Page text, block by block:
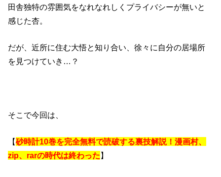
田舎独特の雰囲気をなれなれしくプライバシーが無いと
感じた杏。
だが、近所に住む大悟と知り合い、徐々に自分の居場所
を見つけていき…？
そこで今回は、
【砂時計10巻を完全無料で読破する裏技解説！漫画村、
zip、rarの時代は終わった 】